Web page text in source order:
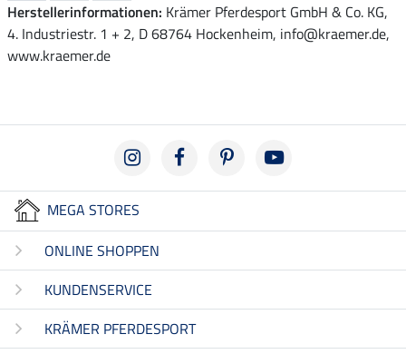
Herstellerinformationen: Krämer Pferdesport GmbH & Co. KG,
4. Industriestr. 1 + 2, D 68764 Hockenheim, info@kraemer.de,
www.kraemer.de
MEGA STORES
ONLINE SHOPPEN
KUNDENSERVICE
KRÄMER PFERDESPORT